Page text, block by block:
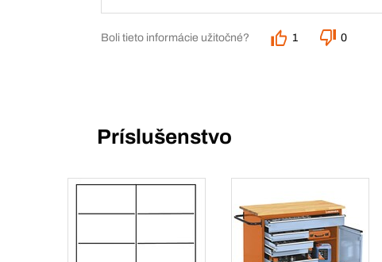
Boli tieto informácie užitočné? 1 0
Príslušenstvo